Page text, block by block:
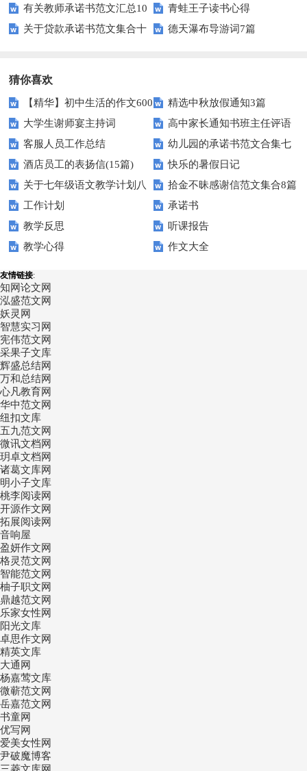
篇)
有关教师承诺书范文汇总10
篇
青蛙王子读书心得
关于贷款承诺书范文集合十
德天瀑布导游词7篇
猜你喜欢
【精华】初中生活的作文600
字汇总10篇
精选中秋放假通知3篇
大学生谢师宴主持词
高中家长通知书班主任评语
客服人员工作总结
幼儿园的承诺书范文合集七
篇
酒店员工的表扬信(15篇)
快乐的暑假日记
关于七年级语文教学计划八
篇
拾金不昧感谢信范文集合8篇
工作计划
承诺书
教学反思
听课报告
教学心得
作文大全
友情链接:
知网论文网
泓盛范文网
妖灵网
智慧实习网
宪伟范文网
采果子文库
辉盛总结网
万和总结网
心凡教育网
华中范文网
纽扣文库
五九范文网
微讯文档网
玥卓文档网
诸葛文库网
明小子文库
桃李阅读网
开源作文网
拓展阅读网
音响屋
盈妍作文网
格灵范文网
智能范文网
柚子职文网
鼎越范文网
乐家女性网
阳光文库
卓思作文网
精英文库
大通网
杨嘉莺文库
微蕲范文网
岳嘉范文网
书童网
优写网
爱美女性网
尹破魔博客